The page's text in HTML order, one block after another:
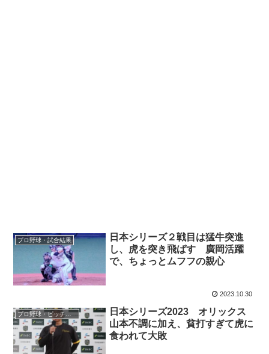
プロ野球・試合結果
日本シリーズ２戦目は猛牛突進
し、虎を突き飛ばす 廣岡活躍
で、ちょっとムフフの親心
2023.10.30
プロ野球・ピッチャー
日本シリーズ2023 オリックス
山本不調に加え、貧打すぎて虎に
食われて大敗